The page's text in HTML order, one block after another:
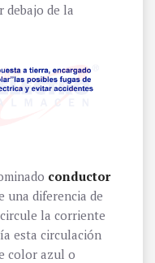
debajo de la
conductor
una diferencia de
la corriente
esta circulación
color azul o